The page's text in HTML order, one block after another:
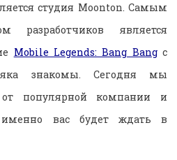
студия Moonton. Самым
разработчиков является
Mobile Legends: Bang Bangс
знакомы. Сегодня мы
популярной компании и
вас будет ждать в